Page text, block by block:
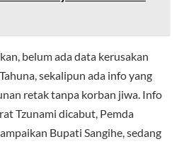
belum ada data kerusakan
sekalipun ada info yang
retak tanpa korban jiwa. Info
Tzunami dicabut, Pemda
Bupati Sangihe, sedang